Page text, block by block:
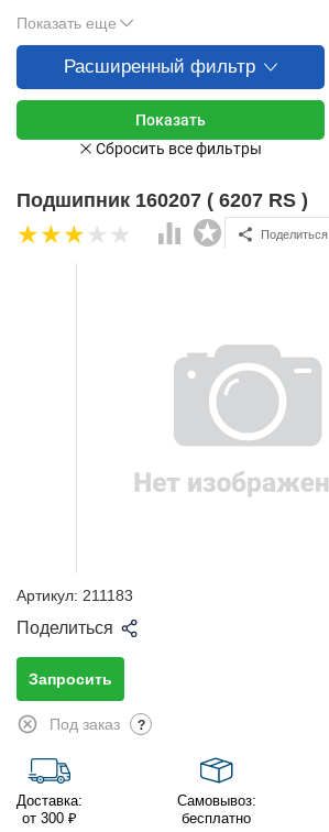
Показать еще
Расширенный фильтр
Подшипник 160207 ( 6207 RS )
Поделиться
Артикул: 211183
Поделиться
Запросить
Под заказ ?
Доставка:
от 300 ₽
Самовывоз:
бесплатно